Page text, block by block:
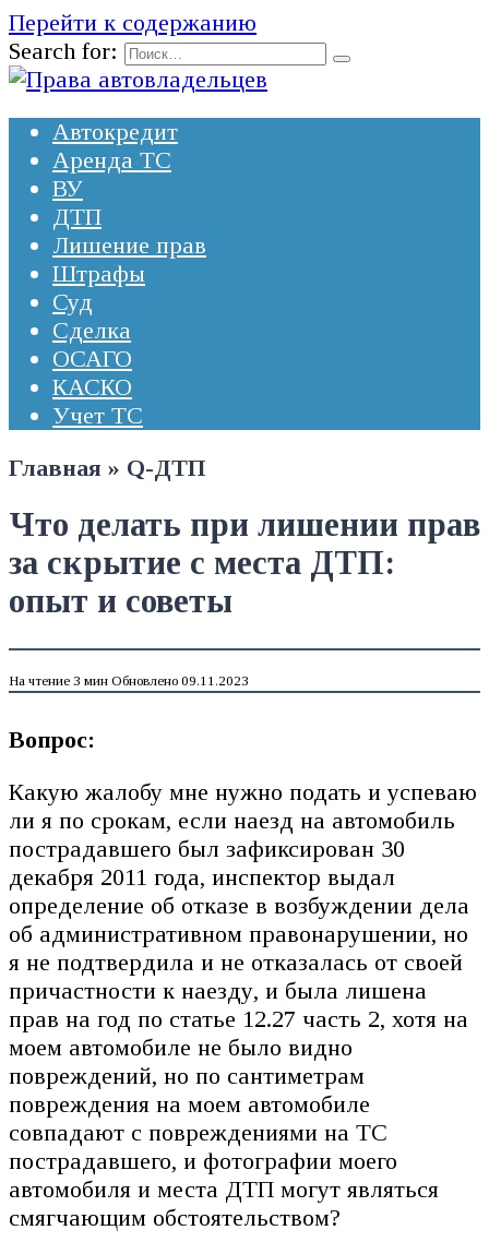
Перейти к содержанию
Search for:
Автокредит
Аренда ТС
ВУ
ДТП
Лишение прав
Штрафы
Суд
Сделка
ОСАГО
КАСКО
Учет ТС
Главная » Q-ДТП
Что делать при лишении прав
за скрытие с места ДТП:
опыт и советы
На чтение 3 мин Обновлено 09.11.2023
Вопрос:
Какую жалобу мне нужно подать и успеваю
ли я по срокам, если наезд на автомобиль
пострадавшего был зафиксирован 30
декабря 2011 года, инспектор выдал
определение об отказе в возбуждении дела
об административном правонарушении, но
я не подтвердила и не отказалась от своей
причастности к наезду, и была лишена
прав на год по статье 12.27 часть 2, хотя на
моем автомобиле не было видно
повреждений, но по сантиметрам
повреждения на моем автомобиле
совпадают с повреждениями на ТС
пострадавшего, и фотографии моего
автомобиля и места ДТП могут являться
смягчающим обстоятельством?